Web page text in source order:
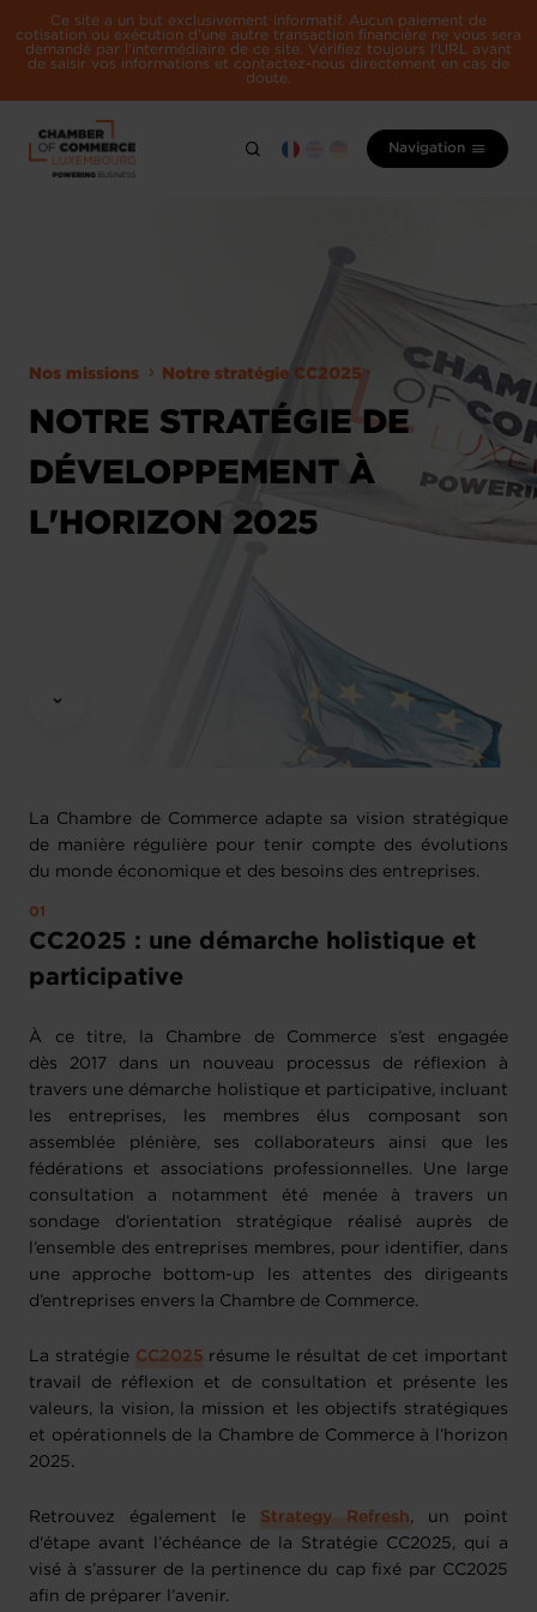
Ce site a un but exclusivement informatif. Aucun paiement de
cotisation ou exécution d'une autre transaction financière ne vous sera
demandé par l'intermédiaire de ce site. Vérifiez toujours l'URL avant
de saisir vos informations et contactez-nous directement en cas de
doute.
Navigation
Nos missions Notre stratégie CC2025
NOTRE STRATÉGIE DE
DÉVELOPPEMENT À
L'HORIZON 2025
La Chambre de Commerce adapte sa vision stratégique
de manière régulière pour tenir compte des évolutions
du monde économique et des besoins des entreprises.
CC2025 : une démarche holistique et
participative
À ce titre, la Chambre de Commerce s’est engagée
dès 2017 dans un nouveau processus de réflexion à
travers une démarche holistique et participative, incluant
les entreprises, les membres élus composant son
assemblée plénière, ses collaborateurs ainsi que les
fédérations et associations professionnelles. Une large
consultation a notamment été menée à travers un
sondage d’orientation stratégique réalisé auprès de
l’ensemble des entreprises membres, pour identifier, dans
une approche bottom-up les attentes des dirigeants
d’entreprises envers la Chambre de Commerce.
La stratégie CC2025 résume le résultat de cet important
travail de réflexion et de consultation et présente les
valeurs, la vision, la mission et les objectifs stratégiques
et opérationnels de la Chambre de Commerce à l’horizon
2025.
Retrouvez également le Strategy Refresh, un point
d'étape avant l’échéance de la Stratégie CC2025, qui a
visé à s’assurer de la pertinence du cap fixé par CC2025
afin de préparer l’avenir.